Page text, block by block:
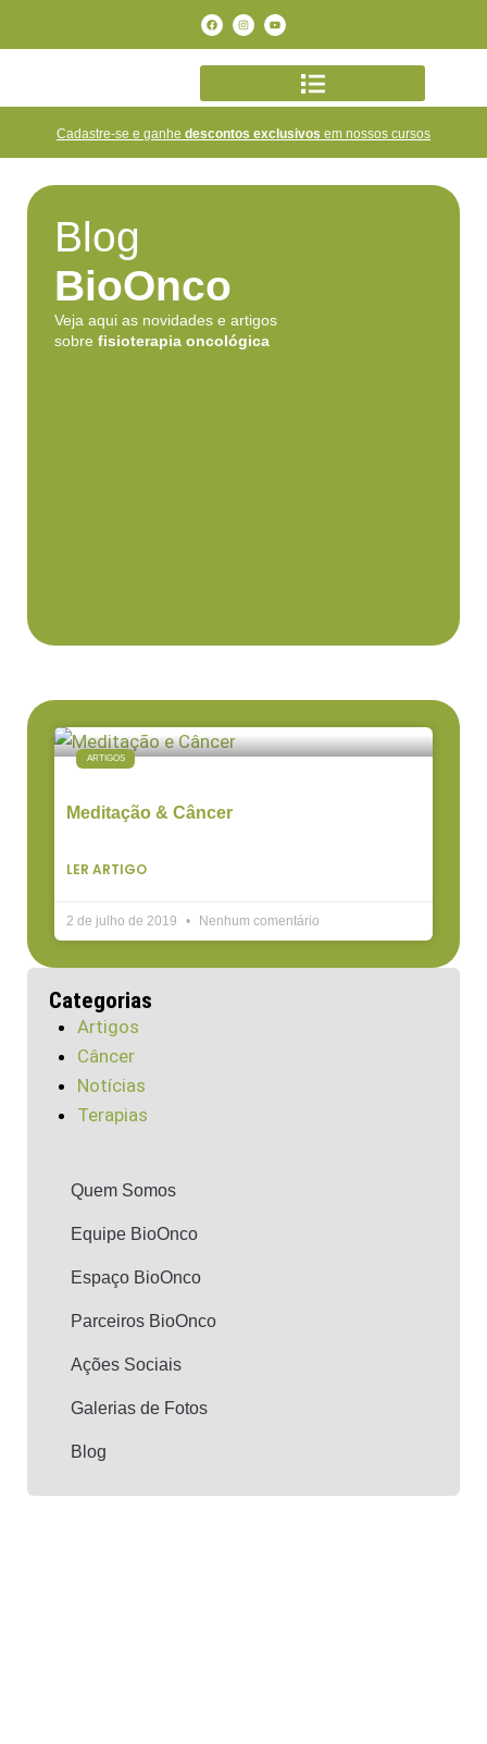
Cadastre-se e ganhe descontos exclusivos em nossos cursos
Blog
BioOnco
Veja aqui as novidades e artigos
sobre fisioterapia oncológica
ARTIGOS
Meditação & Câncer
LER ARTIGO
2 de julho de 2019 Nenhum comentário
Categorias
Artigos
Câncer
Notícias
Terapias
Quem Somos
Equipe BioOnco
Espaço BioOnco
Parceiros BioOnco
Ações Sociais
Galerias de Fotos
Blog